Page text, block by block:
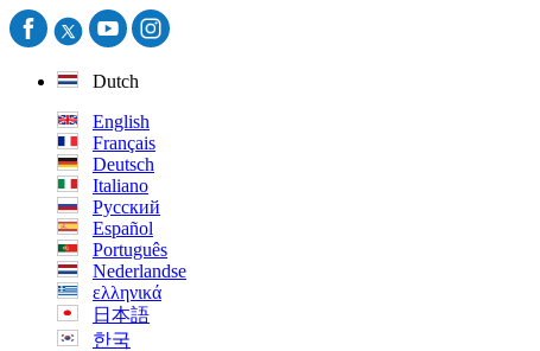
Dutch
English
Français
Deutsch
Italiano
Русский
Español
Português
Nederlandse
ελληνικά
日本語
한국